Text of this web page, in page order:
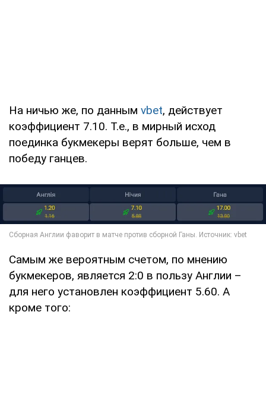
На ничью же, по данным vbet, действует
коэффициент 7.10. Т.е., в мирный исход
поединка букмекеры верят больше, чем в
победу ганцев.
Самым же вероятным счетом, по мнению
букмекеров, является 2:0 в пользу Англии –
для него установлен коэффициент 5.60. А
кроме того: